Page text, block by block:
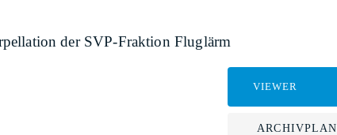
der SVP-Fraktion Fluglärm
VIEWER
ARCHIVPLAN